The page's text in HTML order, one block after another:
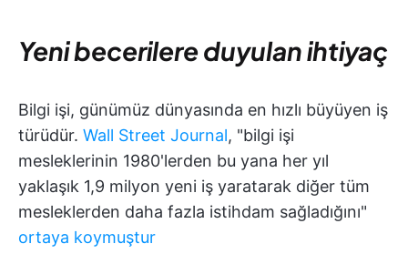
Yeni becerilere duyulan ihtiyaç
Bilgi işi, günümüz dünyasında en hızlı büyüyen iş
türüdür. Wall Street Journal, "bilgi işi
mesleklerinin 1980'lerden bu yana her yıl
yaklaşık 1,9 milyon yeni iş yaratarak diğer tüm
mesleklerden daha fazla istihdam sağladığını"
ortaya koymuştur